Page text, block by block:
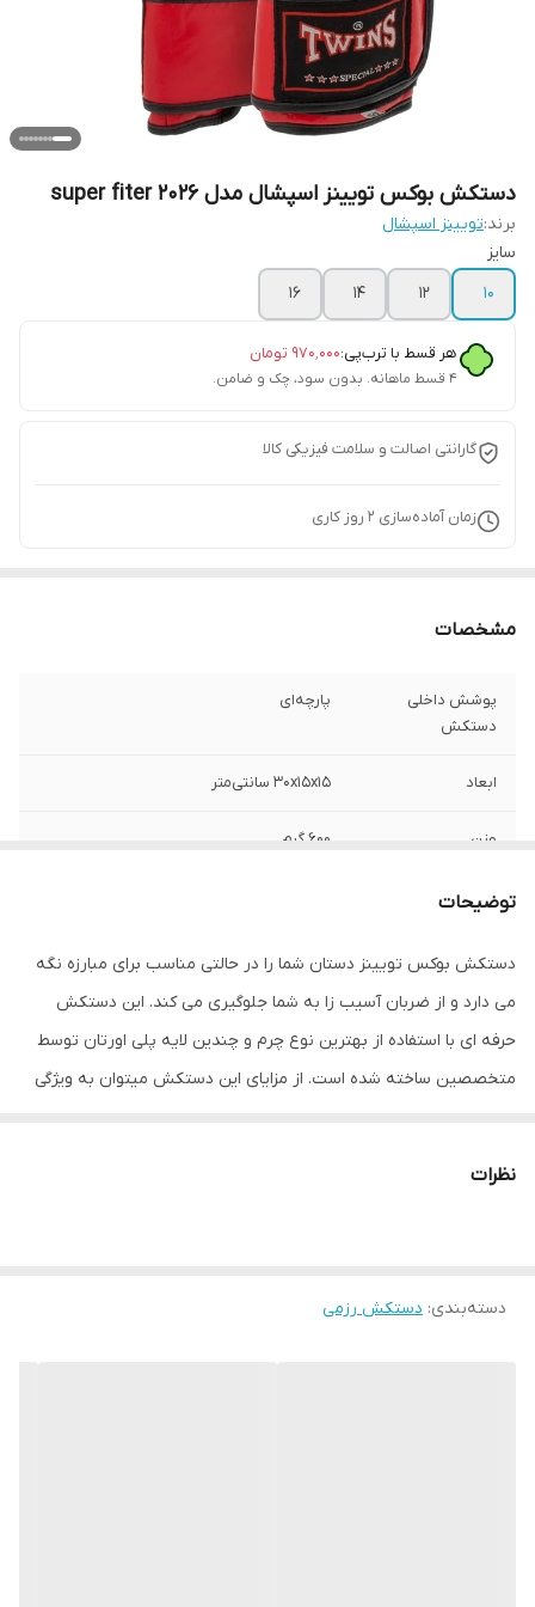
دستکش بوکس تویینز اسپشال مدل super fiter 2026
برند:تویینز اسپشال
سایز
۱۰
۱۲ ۱۴ ۱۶
هر قسط با ترب‌پی:۹۷۰٬۰۰۰ تومان
۴ قسط ماهانه. بدون سود، چک و ضامن.
گارانتی اصالت و سلامت فیزیکی کالا
زمان آماده‌سازی 2 روز کاری
مشخصات
پوشش داخلی
دستکش
پارچه‌ای
ابعاد 30x15x15 سانتی‌متر
وزن 600 گرم
نوع بست
مناسب برای ورزش بوکس , ووشو , کیک بوکس
توضیحات
دستکش بوکس تویینز دستان شما را در حالتی مناسب برای مبارزه نگه
می دارد و از ضربان آسیب زا به شما جلوگیری می کند. این دستکش
حرفه ای با استفاده از بهترین نوع چرم و چندین لایه پلی اورتان توسط
متخصصین ساخته شده است. از مزایای این دستکش میتوان به ویژگی
هنگام استفاده و سهولت در انجام ضربان ورزشی از دیگر فواید این
نظرات
دسته‌بندی: دستکش رزمی